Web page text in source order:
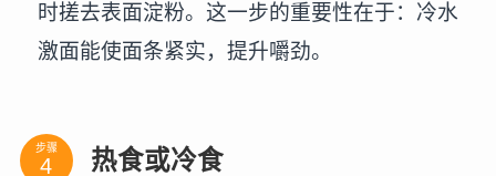
时搓去表面淀粉。这一步的重要性在于：冷水
激面能使面条紧实，提升嚼劲。
步骤 热食或冷食